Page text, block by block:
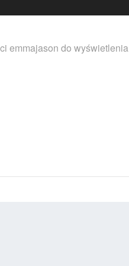
emmajason do wyświetlenia